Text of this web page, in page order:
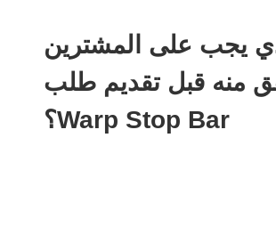
يجب على المشترين
منه قبل تقديم طلب
Warp Stop Bar؟